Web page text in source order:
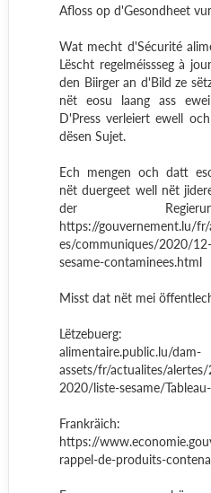
Afloss op d'Gesondheet
Wat mecht d'Sécurité
Lëscht regelméissseg à
den Biirger an d'Bild ze
nët eosu laang ass
D'Press verleiert ewell
dësen Sujet.
Ech mengen och datt
nët duergeet well nët
der
https://gouvernement.lu/
es/communiques/2020/
sesame-contaminees.html
Misst dat nët mei
Lëtzebuerg:
alimentaire.public.lu/dam-
assets/fr/actualites/
2020/liste-sesame/
Frankräich:
https://
rappel-de-produits-